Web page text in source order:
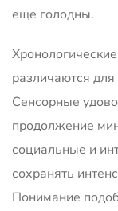
еще голодны.
различаются
Сенсорные
продолжение
социальные и
сохранять
Понимание